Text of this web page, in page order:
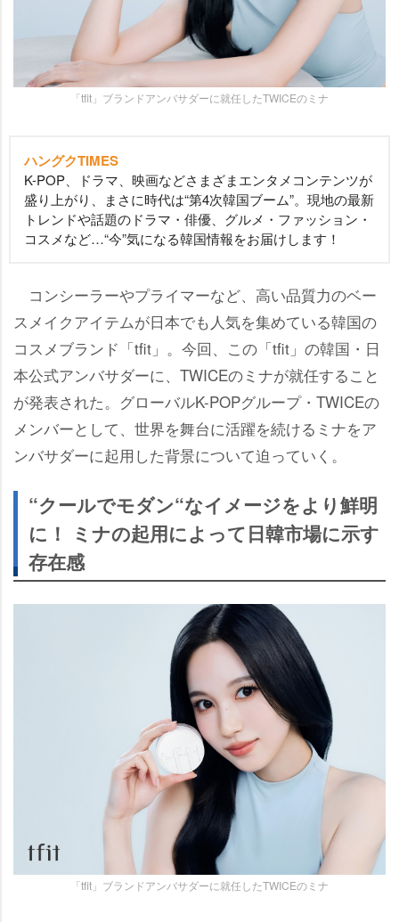
「tfit」ブランドアンバサダーに就任したTWICEのミナ
ハングクTIMES
K-POP、ドラマ、映画などさまざまエンタメコンテンツが
盛り上がり、まさに時代は“第4次韓国ブーム”。現地の最新
トレンドや話題のドラマ・俳優、グルメ・ファッション・
コスメなど…“今”気になる韓国情報をお届けします！
コンシーラーやプライマーなど、高い品質力のベー
スメイクアイテムが日本でも人気を集めている韓国の
コスメブランド「tfit」。今回、この「tfit」の韓国・日
本公式アンバサダーに、TWICEのミナが就任すること
が発表された。グローバルK-POPグループ・TWICEの
メンバーとして、世界を舞台に活躍を続けるミナをア
ンバサダーに起用した背景について迫っていく。
“クールでモダン“なイメージをより鮮明
に！ ミナの起用によって日韓市場に示す
存在感
「tfit」ブランドアンバサダーに就任したTWICEのミナ